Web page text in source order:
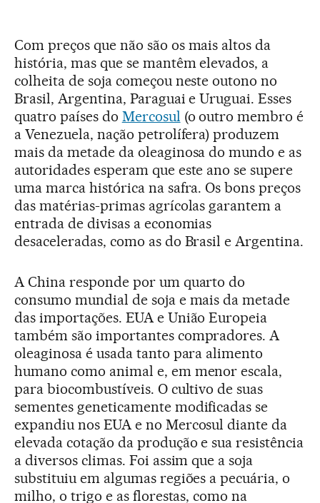
Com preços que não são os mais altos da
história, mas que se mantêm elevados, a
colheita de soja começou neste outono no
Brasil, Argentina, Paraguai e Uruguai. Esses
quatro países do Mercosul (o outro membro é
a Venezuela, nação petrolífera) produzem
mais da metade da oleaginosa do mundo e as
autoridades esperam que este ano se supere
uma marca histórica na safra. Os bons preços
das matérias-primas agrícolas garantem a
entrada de divisas a economias
desaceleradas, como as do Brasil e Argentina.
A China responde por um quarto do
consumo mundial de soja e mais da metade
das importações. EUA e União Europeia
também são importantes compradores. A
oleaginosa é usada tanto para alimento
humano como animal e, em menor escala,
para biocombustíveis. O cultivo de suas
sementes geneticamente modificadas se
expandiu nos EUA e no Mercosul diante da
elevada cotação da produção e sua resistência
a diversos climas. Foi assim que a soja
substituiu em algumas regiões a pecuária, o
milho, o trigo e as florestas, como na